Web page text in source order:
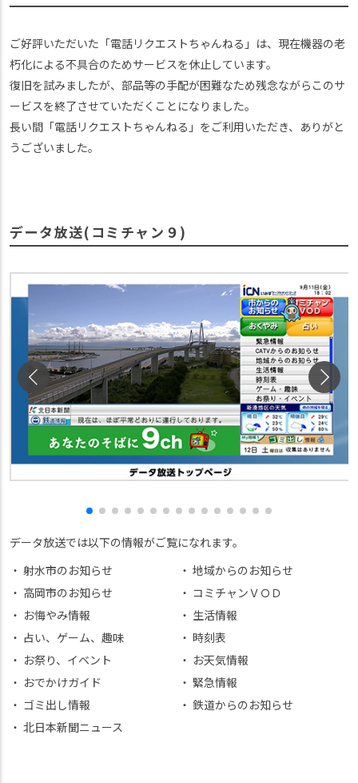
ご好評いただいた「電話リクエストちゃんねる」は、現在機器の老
朽化による不具合のためサービスを休止しています。
復旧を試みましたが、部品等の手配が困難なため残念ながらこのサ
ービスを終了させていただくことになりました。
長い間「電話リクエストちゃんねる」をご利用いただき、ありがと
うございました。
データ放送(コミチャン９)
データ放送では以下の情報がご覧になれます。
射水市のお知らせ
高岡市のお知らせ
お悔やみ情報
占い、ゲーム、趣味
地域からのお知らせ
コミチャンＶＯＤ
生活情報
時刻表
お祭り、イベント
おでかけガイド
ゴミ出し情報
北日本新聞ニュース
お天気情報
緊急情報
鉄道からのお知らせ